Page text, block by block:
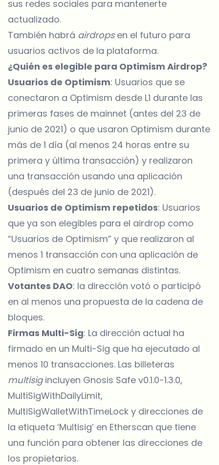
sus redes sociales para mantenerte
actualizado.
También habrá airdropsen el futuro para
usuarios activos de la plataforma.
¿Quién es elegible para Optimism Airdrop?
Usuarios de Optimism: Usuarios que se
conectaron a Optimism desde L1 durante las
primeras fases de mainnet (antes del 23 de
junio de 2021) o que usaron Optimism durante
más de 1 día (al menos 24 horas entre su
primera y última transacción) y realizaron
una transacción usando una aplicación
(después del 23 de junio de 2021).
Usuarios de Optimism repetidos: Usuarios
que ya son elegibles para el airdrop como
“Usuarios de Optimism” y que realizaron al
menos 1 transacción con una aplicación de
Optimism en cuatro semanas distintas.
Votantes DAO: la dirección votó o participó
en al menos una propuesta de la cadena de
bloques.
Firmas Multi-Sig: La dirección actual ha
firmado en un Multi-Sig que ha ejecutado al
menos 10 transacciones. Las billeteras
multisig incluyen Gnosis Safe v0.1.0-1.3.0,
MultiSigWithDailyLimit,
MultiSigWalletWithTimeLock y direcciones de
la etiqueta ‘Multisig’ en Etherscan que tiene
una función para obtener las direcciones de
los propietarios.